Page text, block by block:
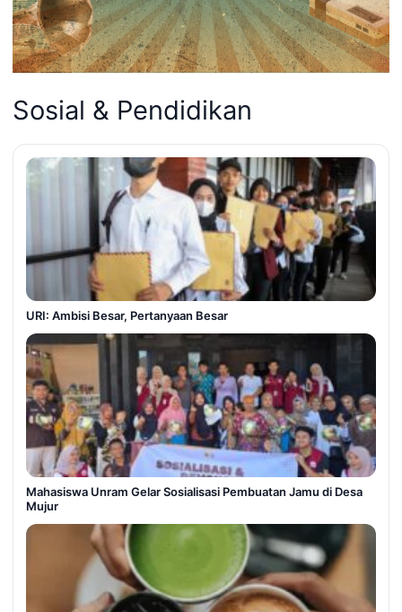
Sosial & Pendidikan
URI: Ambisi Besar, Pertanyaan Besar
Mahasiswa Unram Gelar Sosialisasi Pembuatan Jamu di Desa
Mujur